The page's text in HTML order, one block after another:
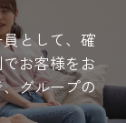
として、確
お客様をお
グループの